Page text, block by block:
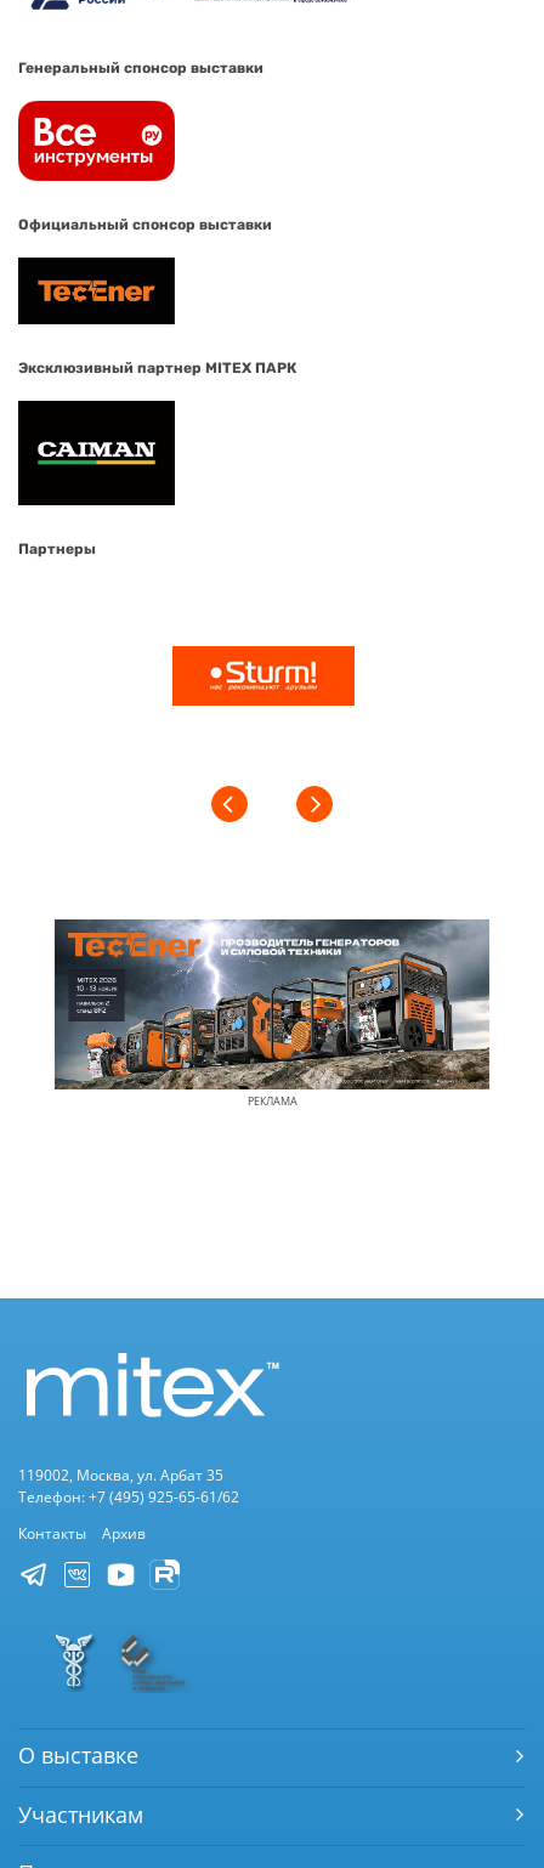
Генеральный спонсор выставки
Официальный спонсор выставки
Эксклюзивный партнер MITEX ПАРК
Партнеры
РЕКЛАМА
119002, Москва, ул. Арбат 35
Телефон: +7 (495) 925-65-61/62
Контакты
Архив
О выставке
Участникам